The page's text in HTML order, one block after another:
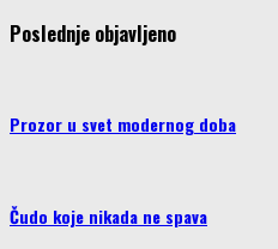
Poslednje objavljeno
Prozor u svet modernog doba
Čudo koje nikada ne spava